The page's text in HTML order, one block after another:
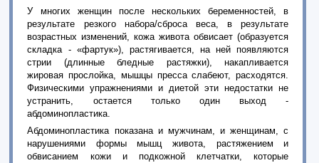
У многих женщин после нескольких беременностей, в
результате резкого набора/сброса веса, в результате
возрастных изменений, кожа живота обвисает (образуется
складка - «фартук»), растягивается, на ней появляются
стрии (длинные бледные растяжки), накапливается
жировая прослойка, мышцы пресса слабеют, расходятся.
Физическими упражнениями и диетой эти недостатки не
устранить, остается только один выход -
абдоминопластика.
Абдоминопластика показана и мужчинам, и женщинам, с
нарушениями формы мышц живота, растяжением и
обвисанием кожи и подкожной клетчатки, которые